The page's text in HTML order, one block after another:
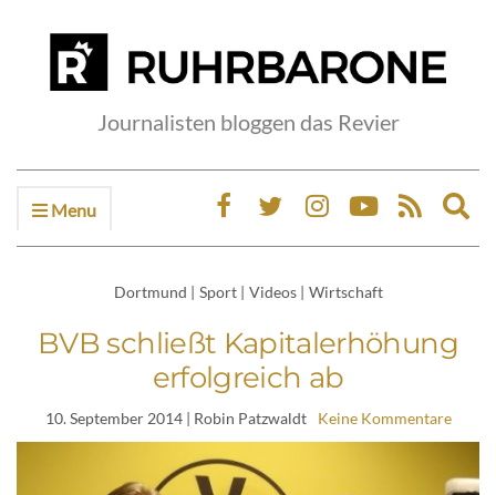
Journalisten bloggen das Revier
Menu
Dortmund | Sport | Videos | Wirtschaft
BVB schließt Kapitalerhöhung
erfolgreich ab
10. September 2014| Robin Patzwaldt Keine Kommentare